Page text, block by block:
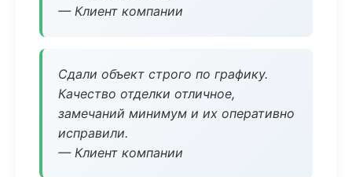
— Клиент компании
Сдали объект строго по графику.
Качество отделки отличное,
замечаний минимум и их оперативно
исправили.
— Клиент компании